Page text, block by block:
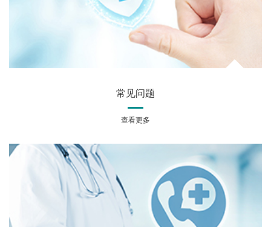
常见问题
查看更多